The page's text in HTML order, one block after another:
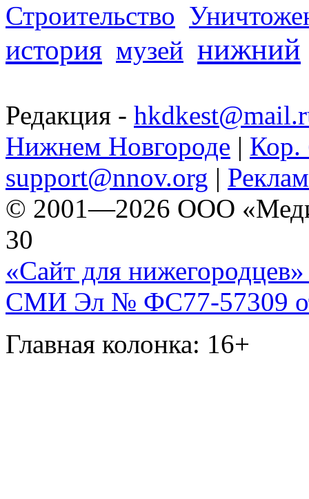
Строительство
история музей нижний
Редакция -
Нижнем Новгороде | Кор.
support@nnov.org |
© 2001—2026 ООО
30
«Сайт для нижегородцев»
СМИ Эл № ФС77-57309
Главная колонка: 16+